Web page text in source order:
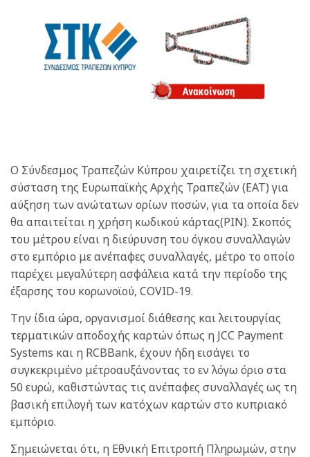
Ο Σύνδεσμος Τραπεζών Κύπρου χαιρετίζει τη σχετική
σύσταση της Ευρωπαϊκής Αρχής Τραπεζών (ΕΑΤ) για
αύξηση των ανώτατων ορίων ποσών, για τα οποία δεν
θα απαιτείται η χρήση κωδικού κάρτας(ΡΙΝ). Σκοπός
του μέτρου είναι η διεύρυνση του όγκου συναλλαγών
στο εμπόριο με ανέπαφες συναλλαγές, μέτρο το οποίο
παρέχει μεγαλύτερη ασφάλεια κατά την περίοδο της
έξαρσης του κορωνοϊού, COVID-19.
Την ίδια ώρα, οργανισμοί διάθεσης και λειτουργίας
τερματικών αποδοχής καρτών όπως η JCC Payment
Systems και η RCBBank, έχουν ήδη εισάγει το
συγκεκριμένο μέτροαυξάνοντας το εν λόγω όριο στα
50 ευρώ, καθιστώντας τις ανέπαφες συναλλαγές ως τη
βασική επιλογή των κατόχων καρτών στο κυπριακό
εμπόριο.
Σημειώνεται ότι, η Εθνική Επιτροπή Πληρωμών, στην